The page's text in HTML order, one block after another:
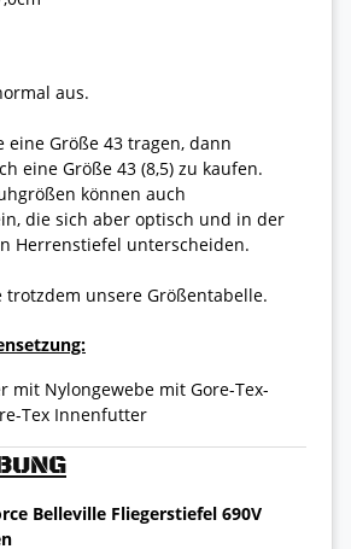
Belleville Fliegerstiefel 690V
aus.
eine Größe 43 tragen, dann
eine Größe 43 (8,5) zu kaufen.
können auch
die sich aber optisch und in der
Herrenstiefel unterscheiden.
trotzdem unsere Größentabelle.
mit Nylongewebe mit Gore-Tex-
Tex Innenfutter